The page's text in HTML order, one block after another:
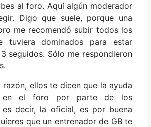
al foro. Aquí algún moderador
Digo que suele, porque una
me recomendó subir todos los
tuviera dominados para estar
seguidos. Sólo me respondieron
razón, ellos te dicen que la ayuda
en el foro por parte de los
es decir, la oficial, es por buena
que un entrenador de GB te